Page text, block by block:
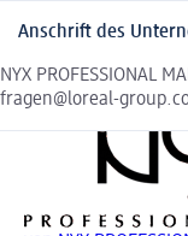
Anschrift des
NYX PROFESSIONAL
fragen@loreal-